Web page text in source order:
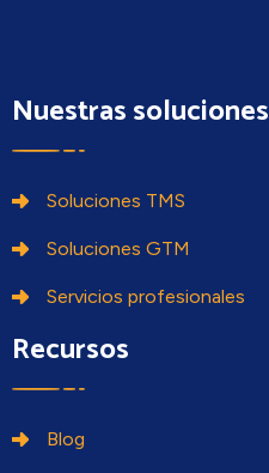
Nuestras soluciones
Soluciones TMS
Soluciones GTM
Servicios profesionales
Recursos
Blog